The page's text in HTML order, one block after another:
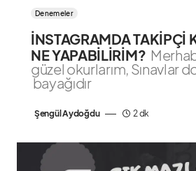
Denemeler
İNSTAGRAMDA TAKİPÇİ
NE YAPABİLİRİM?
güzel okurlarım, Sınavlar
bayağıdır
Şengül Aydoğdu 2 dk